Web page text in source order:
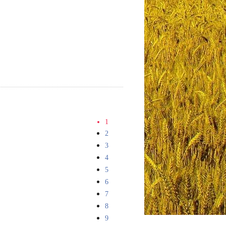
1
2
3
4
5
6
7
8
9